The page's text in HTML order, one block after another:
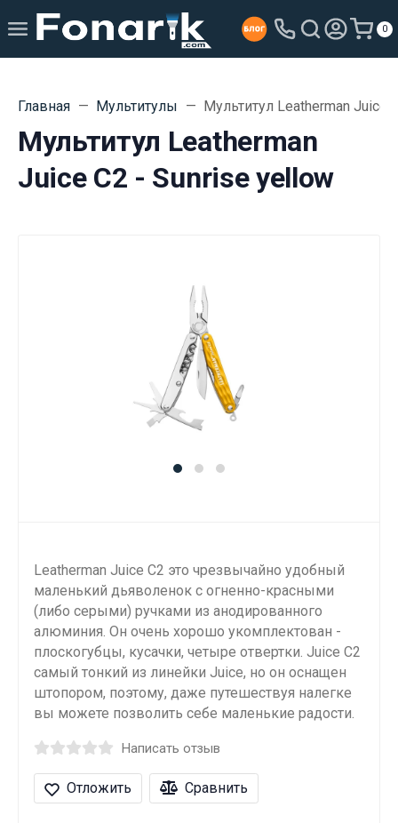
0
Главная Мультитулы Мультитул Leatherman Juice
Мультитул Leatherman
Juice C2 - Sunrise yellow
Leatherman Juice C2 это чрезвычайно удобный
маленький дьяволенок с огненно-красными
(либо серыми) ручками из анодированного
алюминия. Он очень хорошо укомплектован -
плоскогубцы, кусачки, четыре отвертки. Juice C2
самый тонкий из линейки Juice, но он оснащен
штопором, поэтому, даже путешествуя налегке
вы можете позволить себе маленькие радости.
Написать отзыв
Отложить Сравнить